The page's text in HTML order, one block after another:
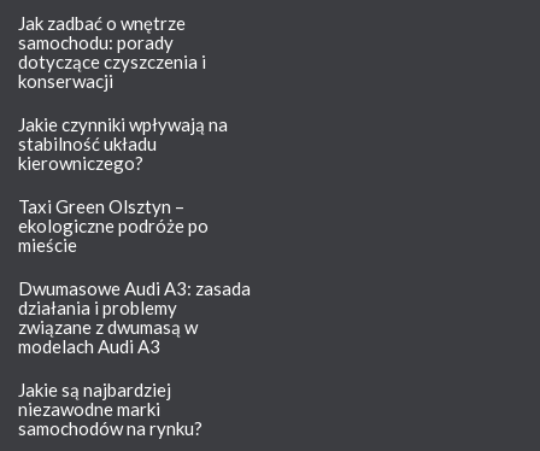
Jak zadbać o wnętrze
samochodu: porady
dotyczące czyszczenia i
konserwacji
Jakie czynniki wpływają na
stabilność układu
kierowniczego?
Taxi Green Olsztyn –
ekologiczne podróże po
mieście
Dwumasowe Audi A3: zasada
działania i problemy
związane z dwumasą w
modelach Audi A3
Jakie są najbardziej
niezawodne marki
samochodów na rynku?